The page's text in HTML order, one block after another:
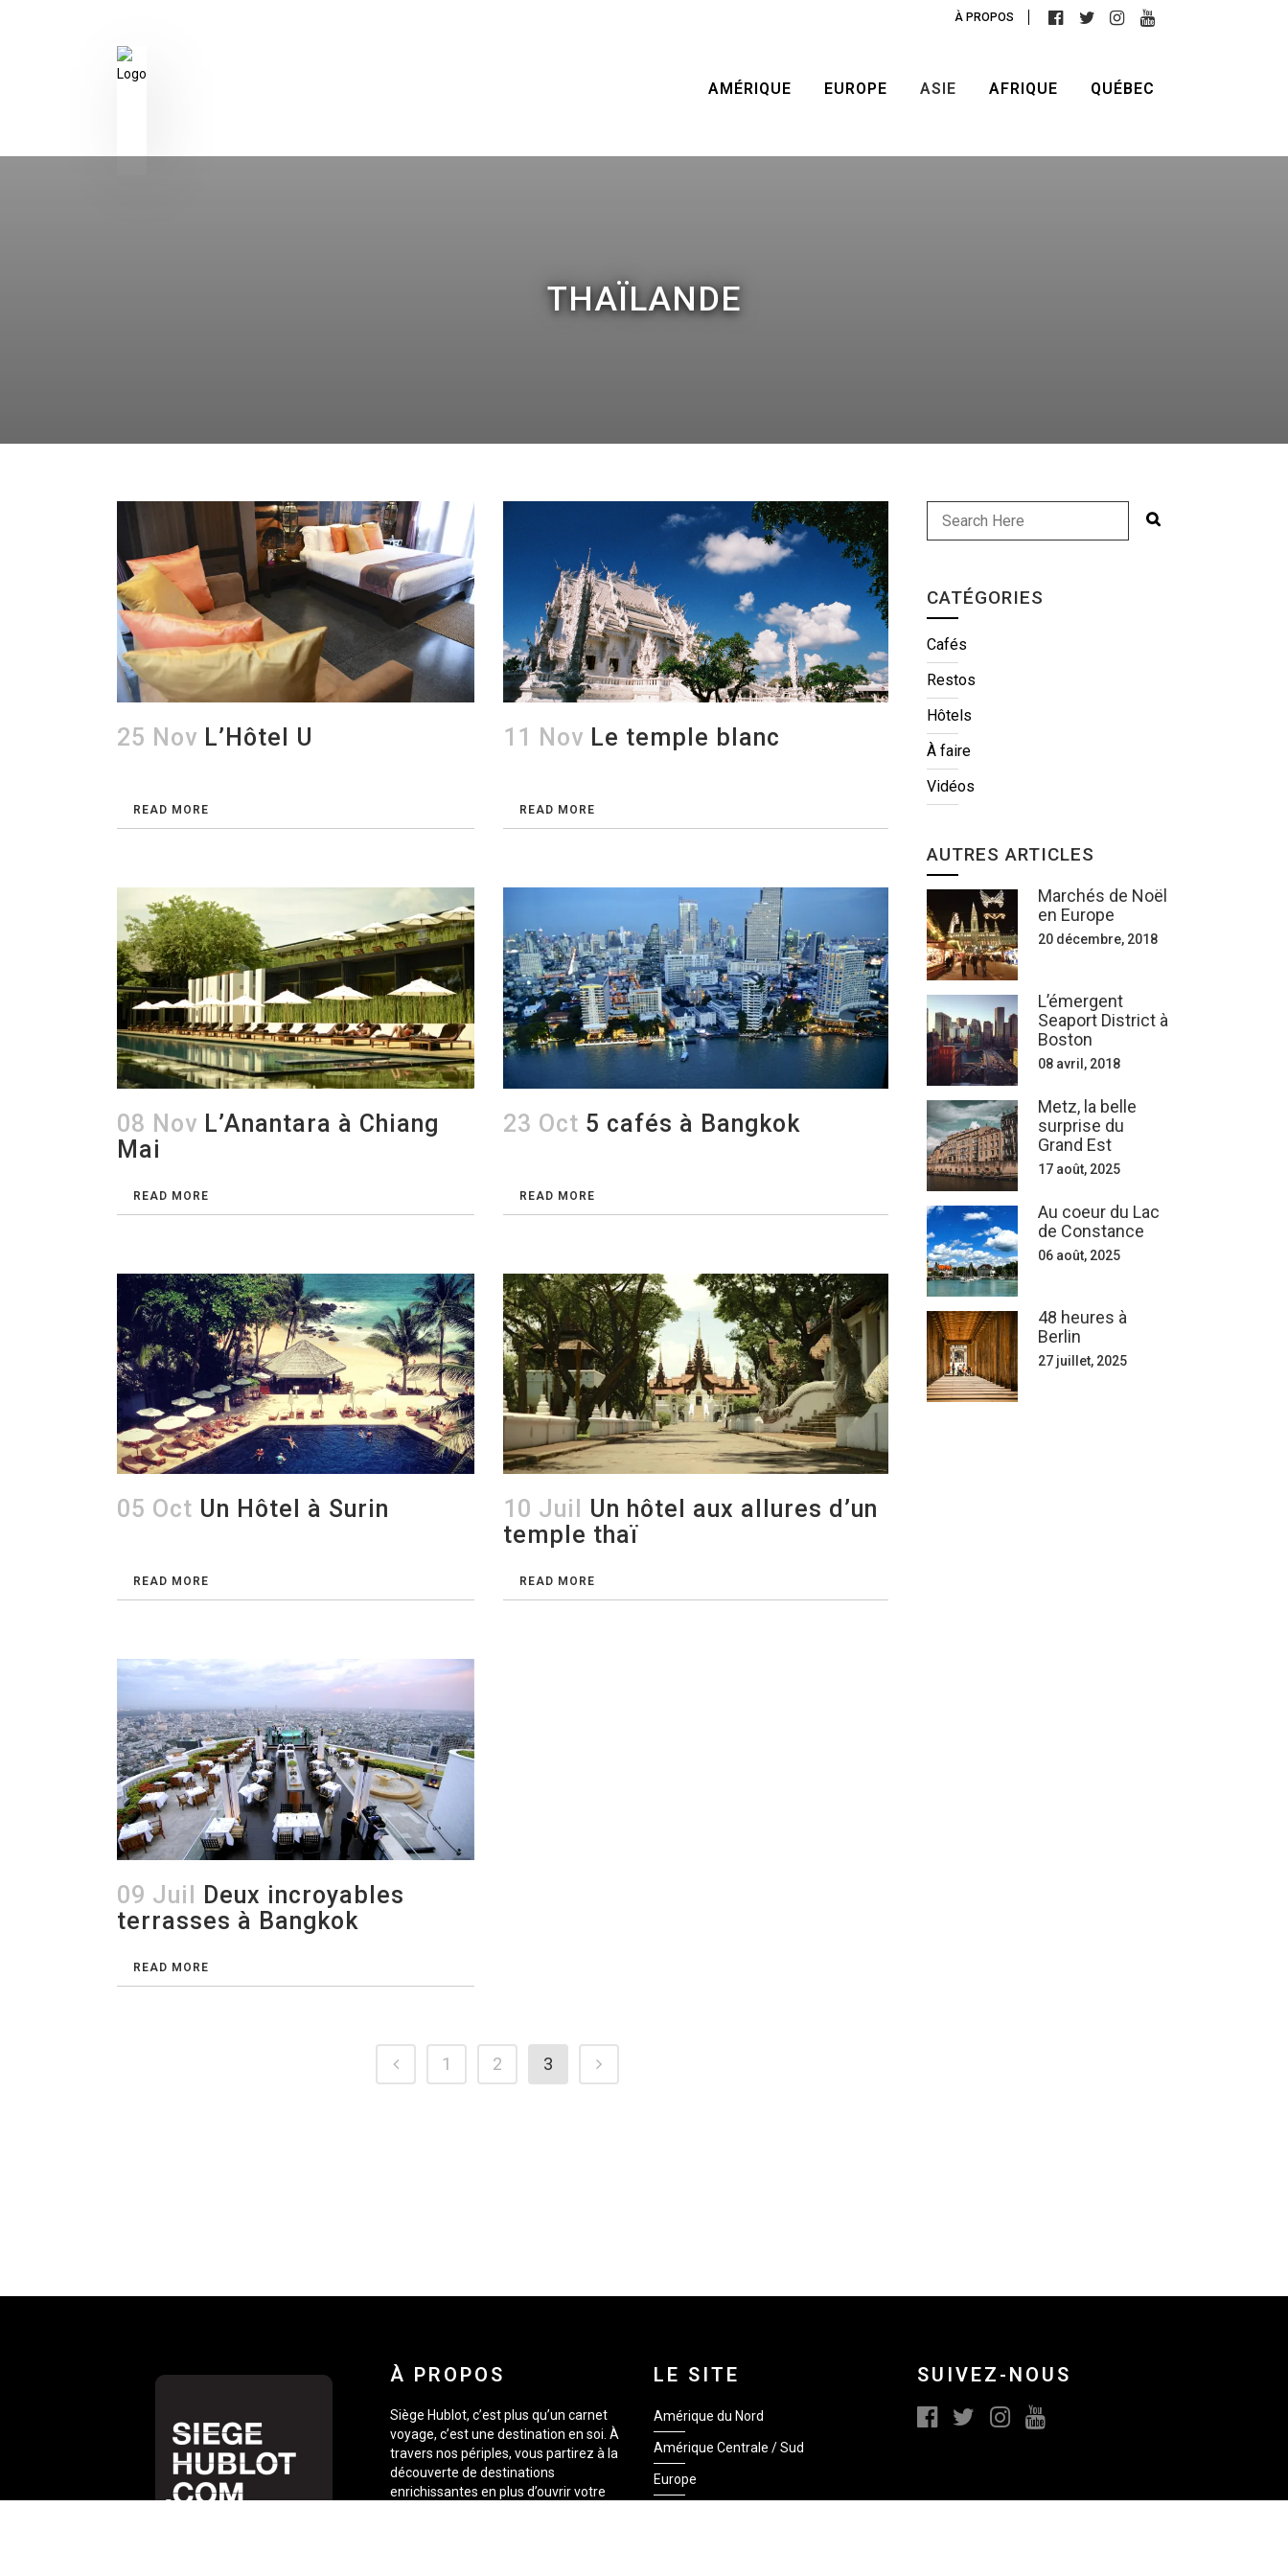
À PROPOS
AMÉRIQUE EUROPE ASIE AFRIQUE QUÉBEC
THAÏLANDE
25 Nov L’Hôtel U
READ MORE
11 Nov Le temple blanc
READ MORE
08 Nov L’Anantara à Chiang
Mai
READ MORE
23 Oct 5 cafés à Bangkok
READ MORE
05 Oct Un Hôtel à Surin
READ MORE
10 Juil
Un hôtel aux allures d’un
temple thaï
READ MORE
09 Juil
Deux incroyables
terrasses à Bangkok
READ MORE
1 2 3
CATÉGORIES
Cafés
Restos
Hôtels
À faire
Vidéos
AUTRES ARTICLES
Marchés de Noël
en Europe
20 décembre, 2018
L’émergent
Seaport District à
Boston
08 avril, 2018
Metz, la belle
surprise du
Grand Est
17 août, 2025
Au coeur du Lac
de Constance
06 août, 2025
48 heures à
Berlin
27 juillet, 2025
À PROPOS
Siège Hublot, c’est plus qu’un carnet
voyage, c’est une destination en soi. À
travers nos périples, vous partirez à la
découverte de destinations
enrichissantes en plus d’ouvrir votre
LE SITE
Amérique du Nord
Amérique Centrale / Sud
Europe
SUIVEZ-NOUS